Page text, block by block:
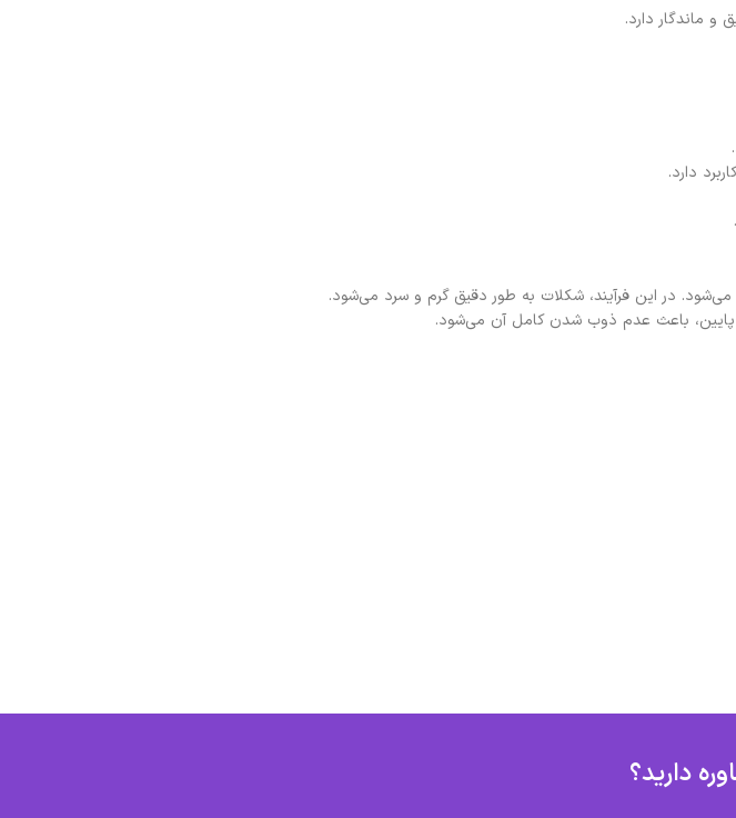
ماندگار دارد.
دارد.
در این فرآیند، شکلات به طور دقیق گرم و سرد می‌شود.
پایین، باعث عدم ذوب شدن کامل آن می‌شود.
دارید؟